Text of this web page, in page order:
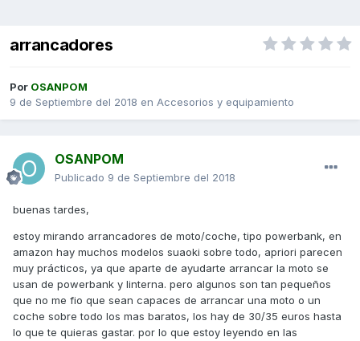
arrancadores
Por OSANPOM
9 de Septiembre del 2018 en Accesorios y equipamiento
OSANPOM
Publicado 9 de Septiembre del 2018
buenas tardes,
estoy mirando arrancadores de moto/coche, tipo powerbank, en
amazon hay muchos modelos suaoki sobre todo, apriori parecen
muy prácticos, ya que aparte de ayudarte arrancar la moto se
usan de powerbank y linterna. pero algunos son tan pequeños
que no me fio que sean capaces de arrancar una moto o un
coche sobre todo los mas baratos, los hay de 30/35 euros hasta
lo que te quieras gastar. por lo que estoy leyendo en las